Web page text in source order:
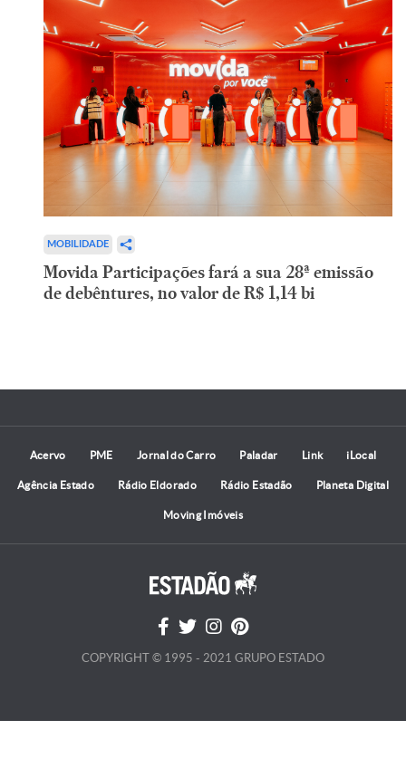
MOBILIDADE
Movida Participações fará a sua 28ª emissão
de debêntures, no valor de R$ 1,14 bi
Acervo PME Jornal do Carro Paladar Link iLocal
Agência Estado Rádio Eldorado Rádio Estadão Planeta Digital
Moving Imóveis
COPYRIGHT © 1995 - 2021 GRUPO ESTADO